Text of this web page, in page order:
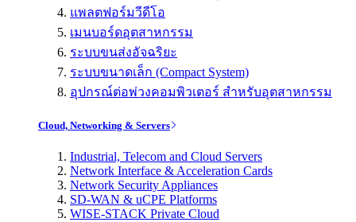
แพลตฟอร์มวีดีโอ
เมนบอร์ดอุตสาหกรรม
ระบบขนส่งอัจฉริยะ
ระบบขนาดเล็ก (Compact System)
อุปกรณ์ต่อพ่วงคอมพิวเตอร์ สำหรับอุตสาหกรรม
Cloud, Networking & Servers
Industrial, Telecom and Cloud Servers
Network Interface & Acceleration Cards
Network Security Appliances
SD-WAN & uCPE Platforms
WISE-STACK Private Cloud